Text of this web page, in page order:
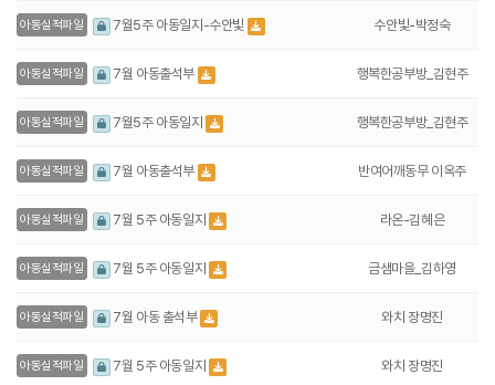
아동실적파일 7월5주 아동일지-수안빛 수안빛-박정숙
아동실적파일 7월 아동출석부 행복한공부방_김현주
아동실적파일 7월5주 아동일지 행복한공부방_김현주
아동실적파일 7월 아동출석부 반여어깨동무 이옥주
아동실적파일 7월 5주 아동일지 라온-김혜은
아동실적파일 7월 5주 아동일지 금샘마을_김하영
아동실적파일 7월 아동 출석부 와치 장명진
아동실적파일 7월 5주 아동일지 와치 장명진